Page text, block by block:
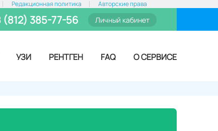
Редакционная политика Авторские права
(812) 385-77-56 Личный кабинет
УЗИ РЕНТГЕН FAQ О СЕРВИСЕ